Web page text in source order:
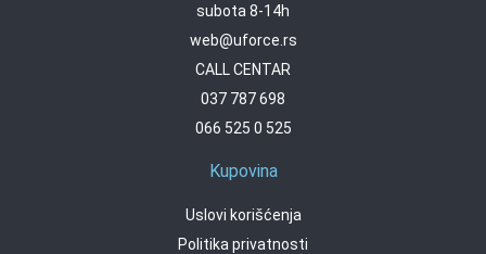
subota 8-14h
web@uforce.rs
CALL CENTAR
037 787 698
066 525 0 525
Kupovina
Uslovi korišćenja
Politika privatnosti